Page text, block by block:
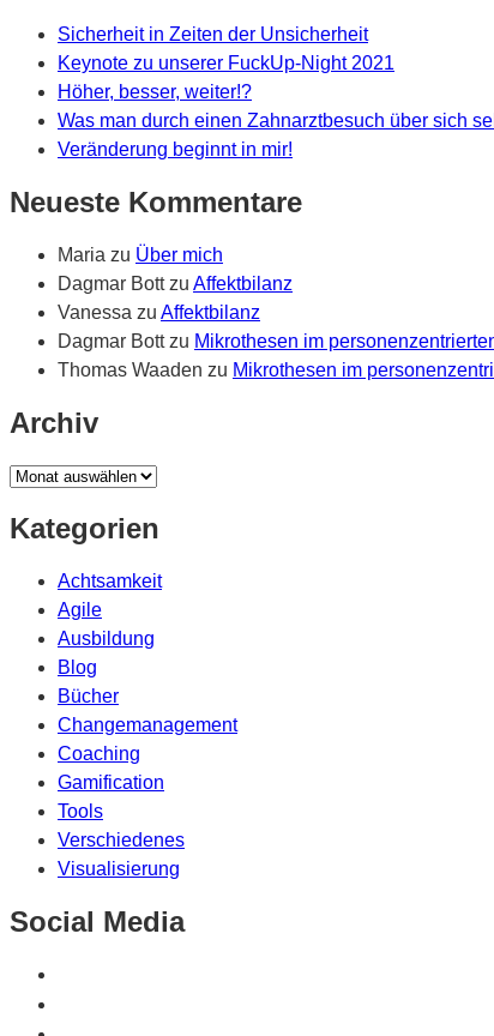
Sicherheit in Zeiten der Unsicherheit
Keynote zu unserer FuckUp-Night 2021
Höher, besser, weiter!?
Was man durch einen Zahnarztbesuch über sich
Veränderung beginnt in mir!
Neueste Kommentare
Maria zu Über mich
Dagmar Bottzu Affektbilanz
Vanessa zu Affektbilanz
Dagmar Bottzu Mikrothesen im
Thomas Waaden zu Mikrothesen im
Archiv
Archiv
Kategorien
Achtsamkeit
Agile
Ausbildung
Blog
Bücher
Changemanagement
Coaching
Gamification
Tools
Verschiedenes
Visualisierung
Social Media